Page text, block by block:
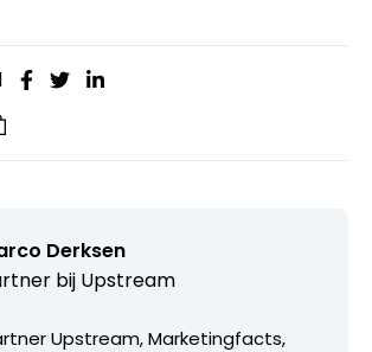
Derksen
bij Upstream
Upstream, Marketingfacts,